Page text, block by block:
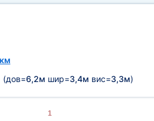
(дов=6,2м шир=3,4м вис=3,3м)
1